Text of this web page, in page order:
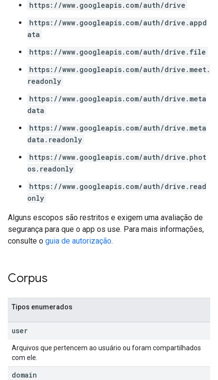
https://www.googleapis.com/auth/drive
https://www.googleapis.com/auth/drive.appd
ata
https://www.googleapis.com/auth/drive.file
https://www.googleapis.com/auth/drive.meet.
readonly
https://www.googleapis.com/auth/drive.meta
data
https://www.googleapis.com/auth/drive.meta
data.readonly
https://www.googleapis.com/auth/drive.phot
os.readonly
https://www.googleapis.com/auth/drive.read
only
Alguns escopos são restritos e exigem uma avaliação de
segurança para que o app os use. Para mais informações,
consulte o guia de autorização.
Corpus
Tipos enumerados
user
Arquivos que pertencem ao usuário ou foram compartilhados
com ele.
domain